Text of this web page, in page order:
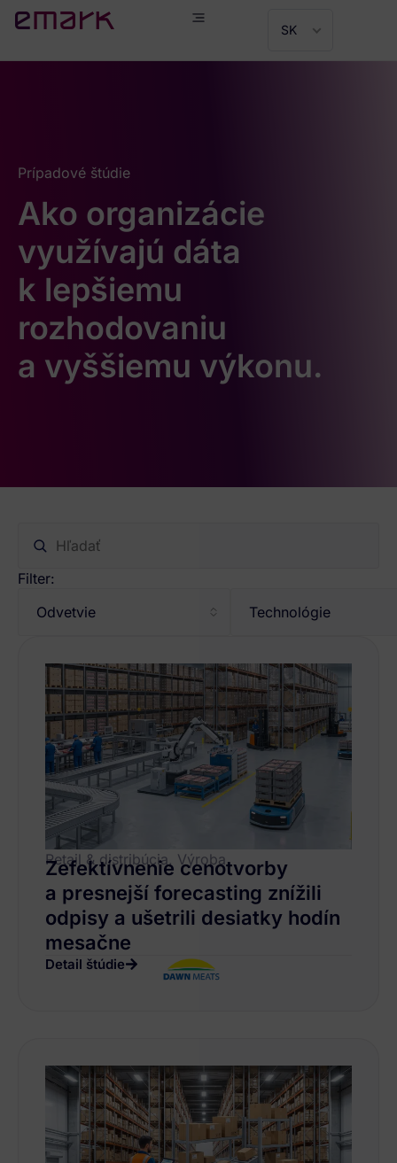
SK
Prípadové štúdie
Ako organizácie
využívajú dáta
k lepšiemu
rozhodovaniu
a vyššiemu výkonu.
Filter:
Odvetvie
Technológie
Retail & distribúcia, Výroba
Zefektívnenie cenotvorby
a presnejší forecasting znížili
odpisy a ušetrili desiatky hodín
mesačne
Detail štúdie